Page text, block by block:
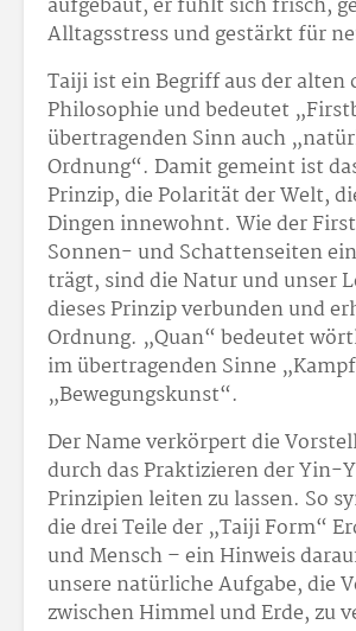
Alltagsstress und gestärkt für
Taiji ist ein Begriff aus der alten
Philosophie und bedeutet
übertragenden Sinn auch
Ordnung“. Damit gemeint ist
Prinzip, die Polarität der Welt,
Dingen innewohnt. Wie der
Sonnen- und Schattenseiten
trägt, sind die Natur und unser
dieses Prinzip verbunden und
Ordnung. „Quan“ bedeutet
im übertragenden Sinne
„Bewegungskunst“.
Der Name verkörpert die
durch das Praktizieren der Yin-
Prinzipien leiten zu lassen. So
die drei Teile der „Taiji Form“
und Mensch – ein Hinweis
unsere natürliche Aufgabe, die
zwischen Himmel und Erde, zu